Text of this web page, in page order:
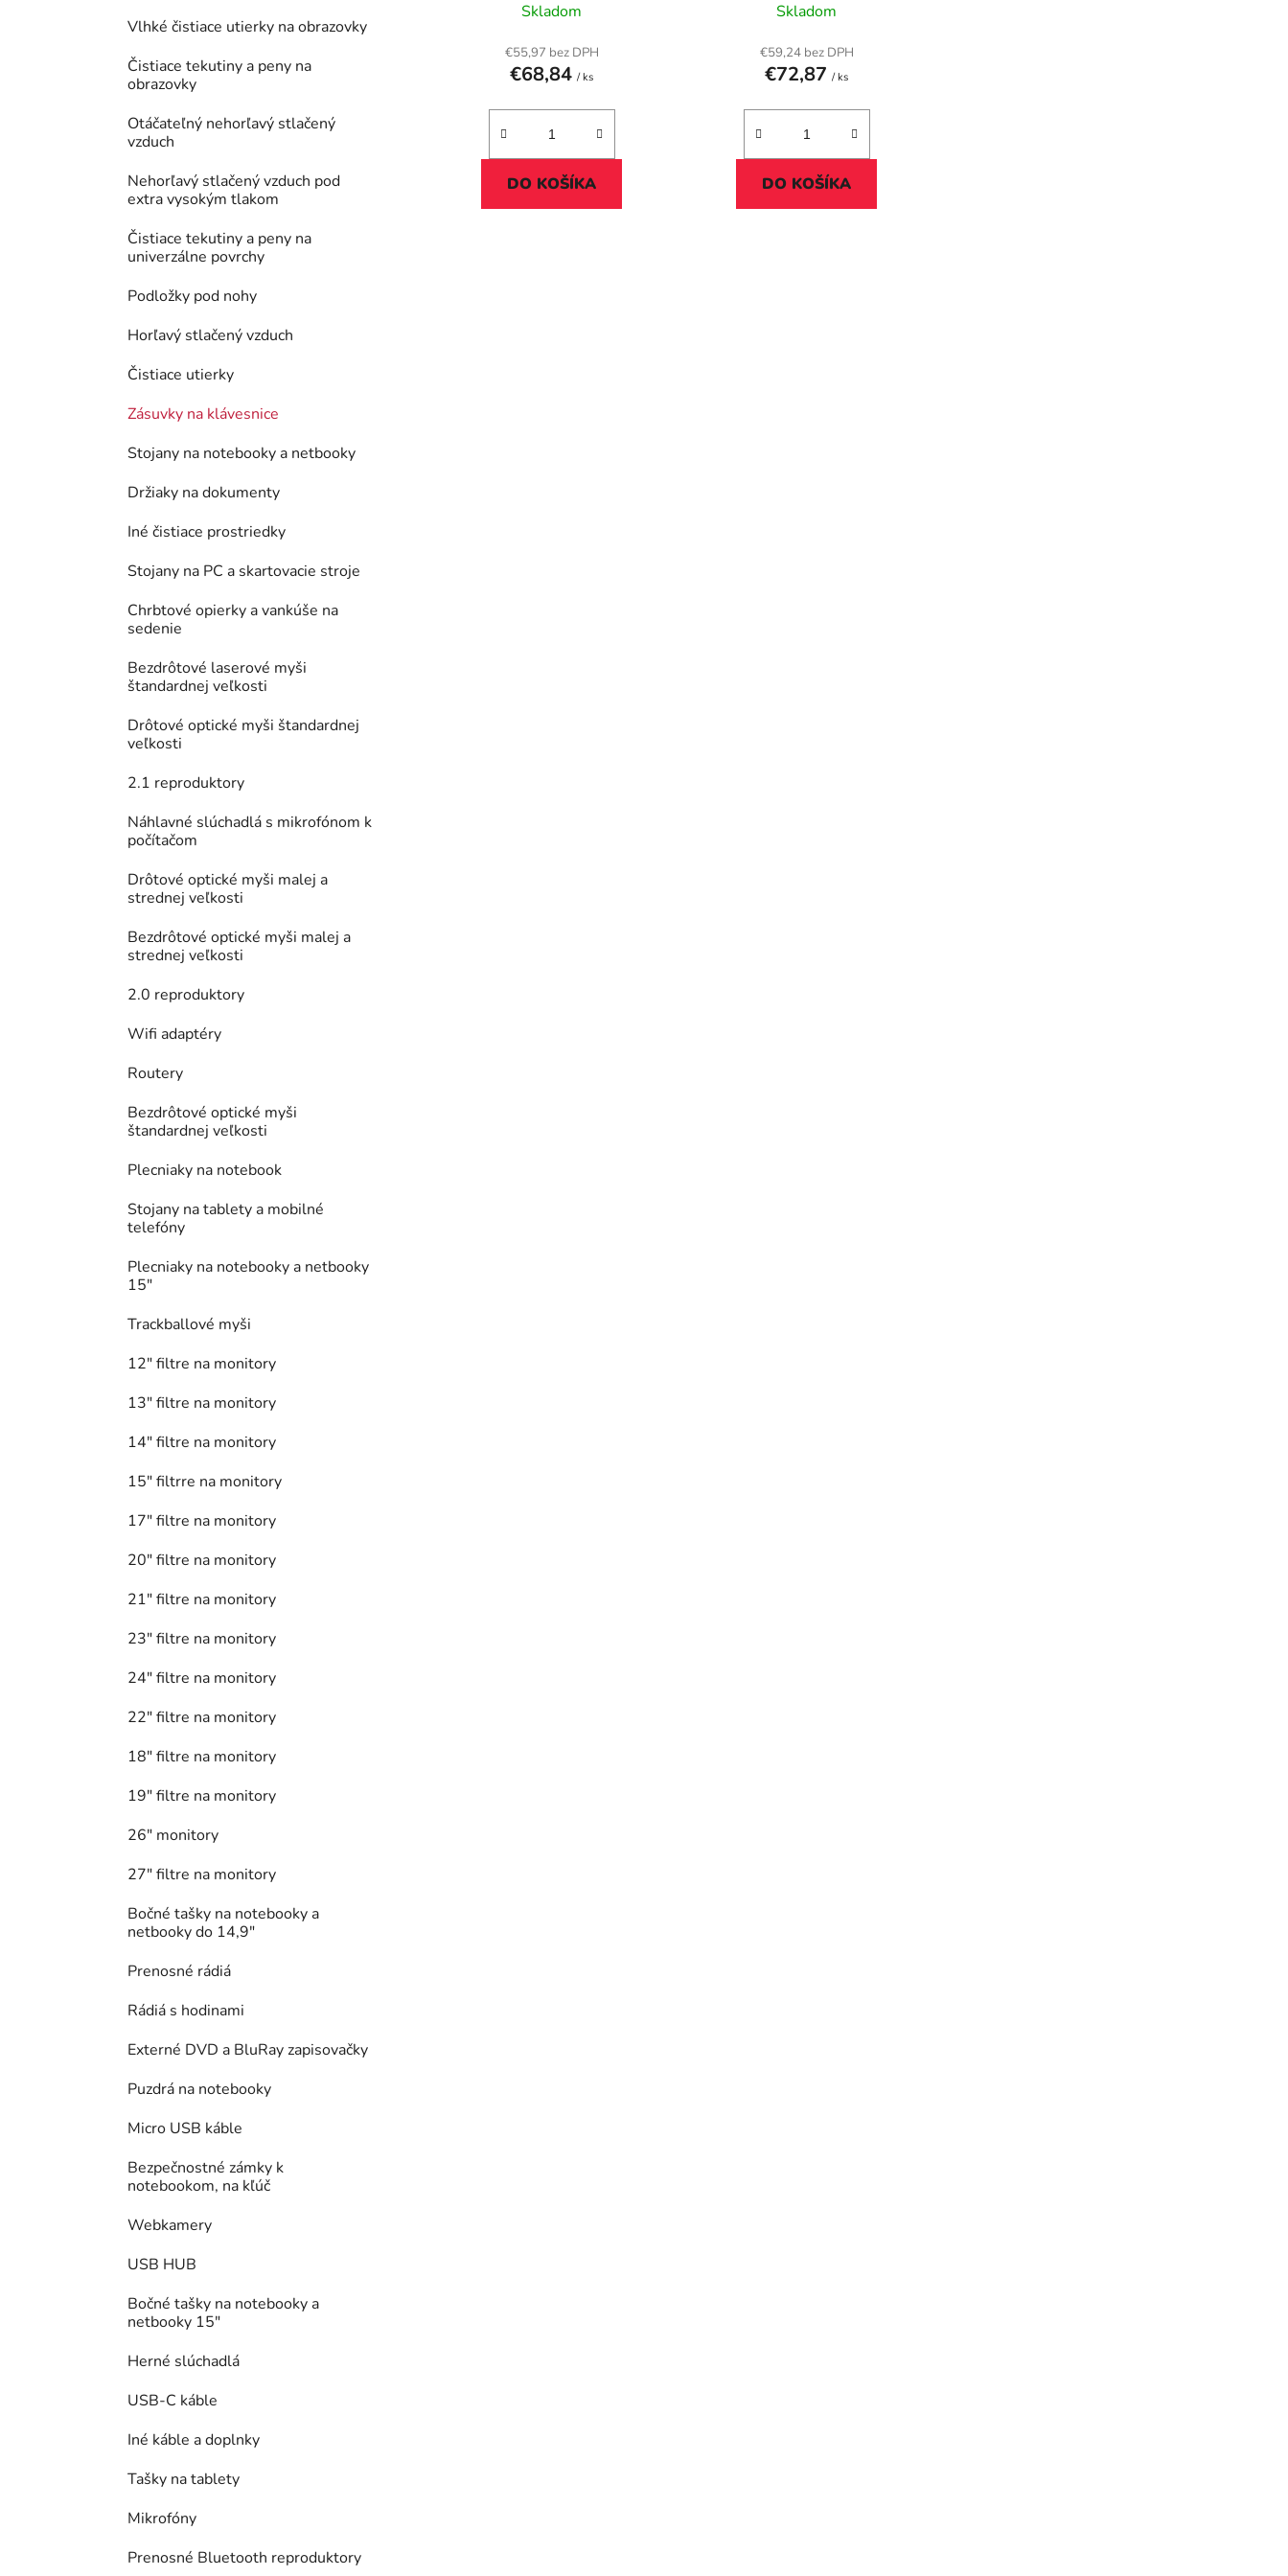
Vlhké čistiace utierky na obrazovky
Čistiace tekutiny a peny na
obrazovky
Otáčateľný nehorľavý stlačený
vzduch
Nehorľavý stlačený vzduch pod
extra vysokým tlakom
Čistiace tekutiny a peny na
univerzálne povrchy
Podložky pod nohy
Horľavý stlačený vzduch
Čistiace utierky
Zásuvky na klávesnice
Stojany na notebooky a netbooky
Držiaky na dokumenty
Iné čistiace prostriedky
Stojany na PC a skartovacie stroje
Chrbtové opierky a vankúše na
sedenie
Bezdrôtové laserové myši
štandardnej veľkosti
Drôtové optické myši štandardnej
veľkosti
2.1 reproduktory
Náhlavné slúchadlá s mikrofónom k
počítačom
Drôtové optické myši malej a
strednej veľkosti
Bezdrôtové optické myši malej a
strednej veľkosti
2.0 reproduktory
Wifi adaptéry
Routery
Bezdrôtové optické myši
štandardnej veľkosti
Plecniaky na notebook
Stojany na tablety a mobilné
telefóny
Plecniaky na notebooky a netbooky
15"
Trackballové myši
12" filtre na monitory
13" filtre na monitory
14" filtre na monitory
15" filtrre na monitory
17" filtre na monitory
20" filtre na monitory
21" filtre na monitory
23" filtre na monitory
24" filtre na monitory
22" filtre na monitory
18" filtre na monitory
19" filtre na monitory
26" monitory
27" filtre na monitory
Bočné tašky na notebooky a
netbooky do 14,9"
Prenosné rádiá
Rádiá s hodinami
Externé DVD a BluRay zapisovačky
Puzdrá na notebooky
Micro USB káble
Bezpečnostné zámky k
notebookom, na kľúč
Webkamery
USB HUB
Bočné tašky na notebooky a
netbooky 15"
Herné slúchadlá
USB-C káble
Iné káble a doplnky
Tašky na tablety
Mikrofóny
Prenosné Bluetooth reproduktory
Skladom
€55,97 bez DPH
€68,84/ ks
DO KOŠÍKA
Deluxe"
Skladom
€59,24 bez DPH
€72,87/ ks
DO KOŠÍKA